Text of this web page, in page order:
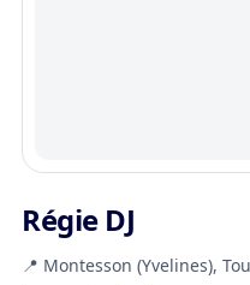
Régie DJ
📍 Montesson (Yvelines),